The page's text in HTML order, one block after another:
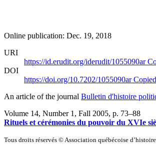
Online publication: Dec. 19, 2018
URI
https://id.erudit.org/iderudit/1055090ar
DOI
https://doi.org/10.7202/1055090arCopied
An article of the journal Bulletin d'histoire
Volume 14, Number 1, Fall 2005, p. 73–88
Rituels et cérémonies du pouvoir du XVIe
Tous droits réservés © Association québécoise